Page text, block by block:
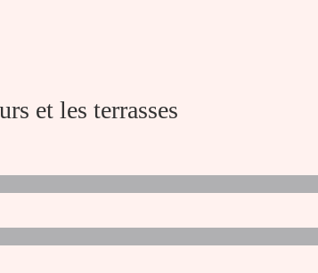
et les terrasses